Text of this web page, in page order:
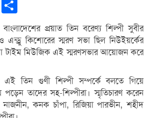
Email
: বাংলাদেশের প্রয়াত তিন বরেণ্য শিল্পী সুবীর
এন্ড্রু কিশোরের স্মরণ সভা ছিল নিউইয়র্কের
টাইম মিউজিক এই স্মরণসভার আয়োজন করে
এই তিন গুণী শিল্পী সম্পর্কে বলতে গিয়ে
তাদের সহ-শিল্পীরা। স্মৃতিচারণ করেন
নাজনীন, কনক চাঁপা, রিজিয়া পারভীন, শহীদ